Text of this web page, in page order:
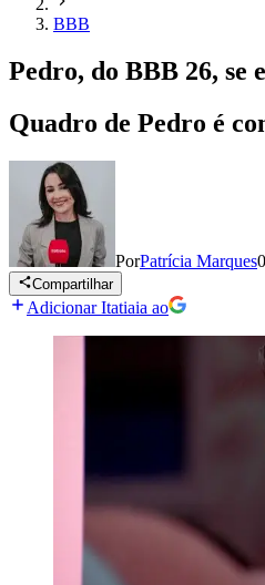
BBB
Pedro, do BBB 26,
Quadro de Pedro é
PorPatrícia Marques
Compartilhar
Adicionar Itatiaia ao